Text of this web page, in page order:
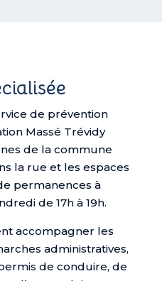
de prévention
Massé Trévidy
de la commune
la rue et les espaces
permanences à
de 17h à 19h.
accompagner les
administratives,
de conduire, de